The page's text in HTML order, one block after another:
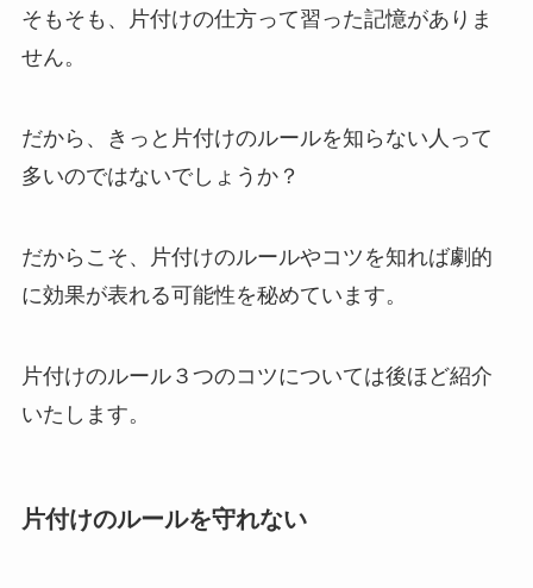
そもそも、片付けの仕方って習った記憶がありま
せん。
だから、きっと片付けのルールを知らない人って
多いのではないでしょうか？
だからこそ、
片付けのルールやコツを知れば劇的
に効果が表れる可能性を秘めています。
片付けのルール３つのコツについては後ほど紹介
いたします。
片付けのルールを守れない